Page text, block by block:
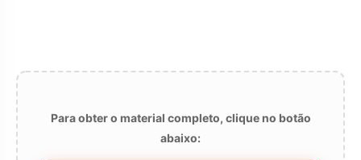
Para obter o material completo, clique no botão
abaixo: